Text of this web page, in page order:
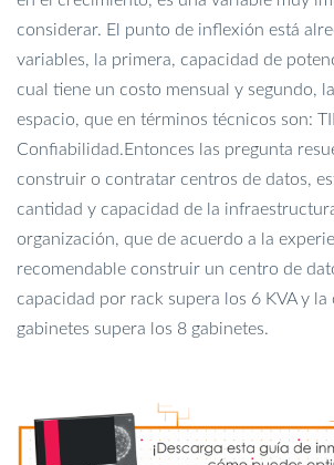
considerar. El punto de inflexión está
variables, la primera, capacidad de
cual tiene un costo mensual y segundo,
espacio, que en términos técnicos son:
Confiabilidad.Entonces las pregunta
construir o contratar centros de datos,
cantidad y capacidad de la
organización, que de acuerdo a la
recomendable construir un centro de
capacidad por rack supera los 6 KVA y la
gabinetes supera los 8 gabinetes.